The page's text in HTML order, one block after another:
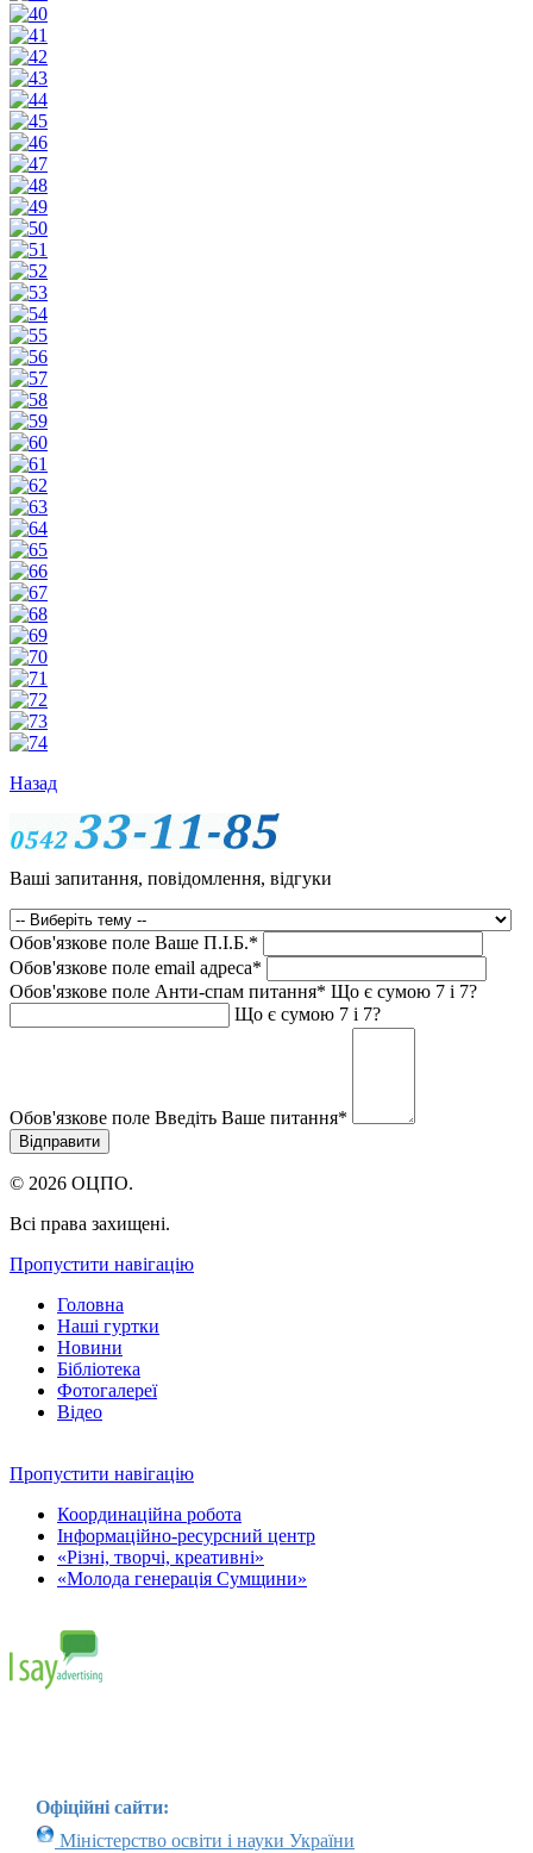
Назад
Ваші запитання, повідомлення, відгуки
Обов'язкове поле Ваше П.I.Б.*
Обов'язкове поле email адреса*
Обов'язкове поле Анти-спам питання* Що є сумою 7 і 7?
Що є сумою 7 і 7?
Обов'язкове поле Введіть Ваше питання*
© 2026 ОЦПО.
Всі права захищені.
Пропустити навігацію
Головна
Наші гуртки
Новини
Бібліотека
Фотогалереї
Відео
Пропустити навігацію
Координаційна робота
Інформаційно-ресурсний центр
«Різні, творчі, креативні»
«Молода генерація Сумщини»
Офіційні сайти:
Міністерство освіти і науки України